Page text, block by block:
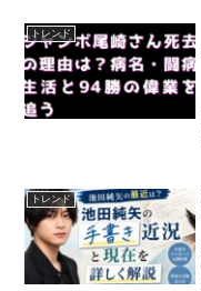
トレンド
トレンド